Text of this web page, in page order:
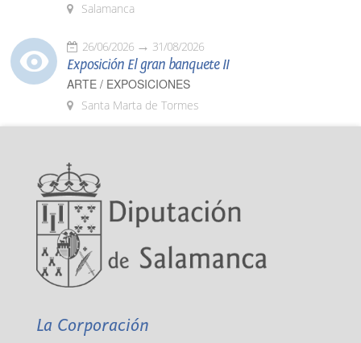
Salamanca
26/06/2026 31/08/2026
Exposición El gran banquete II
ARTE / EXPOSICIONES
Santa Marta de Tormes
La Corporación